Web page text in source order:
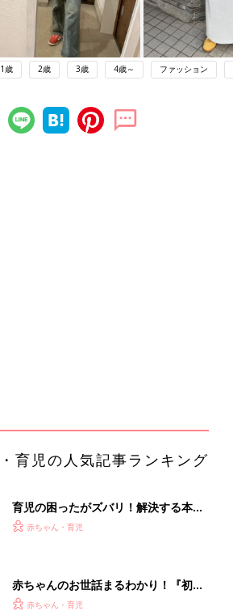
1歳 2歳 3歳 4歳～ ファッション
段で…」インプラント治療の資料請求
はこちら...
PR（あんしんインプラント）
ランキングをもっと見る